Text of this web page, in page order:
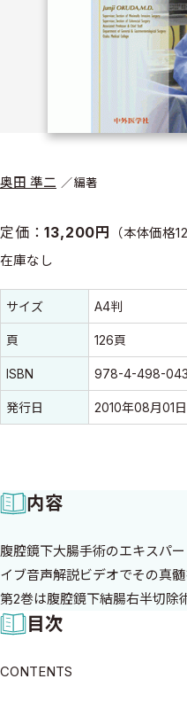
奥田 準二 編著
定価：13,200円 （本体価格
在庫なし
書誌情報
書誌情報
サイズ A4判
頁 126頁
ISBN 978-4-498-
発行日 2010年08月01日
内容
腹腔鏡下大腸手術のエキスパ
イブ音声解説ビデオでその真
第2巻は腹腔鏡下結腸右半切除
目次
CONTENTS